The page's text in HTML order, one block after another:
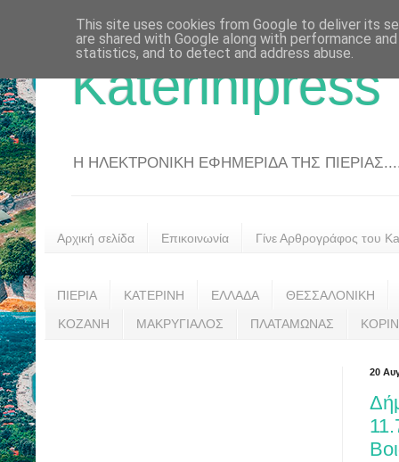
Katerinipress
Η ΗΛΕΚΤΡΟΝΙΚΗ ΕΦΗΜΕΡΙΔΑ ΤΗΣ
Αρχική σελίδα Επικοινωνία Γίνε Αρθρογράφος του
ΠΙΕΡΙΑ ΚΑΤΕΡΙΝΗ ΕΛΛΑΔΑ ΘΕΣΣΑΛΟΝΙΚΗ
ΚΟΖΑΝΗ ΜΑΚΡΥΓΙΑΛΟΣ ΠΛΑΤΑΜΩΝΑΣ
20
This site uses cookies from Google to deliver its
are shared with Google along with performance
statistics, and to detect and address abuse.